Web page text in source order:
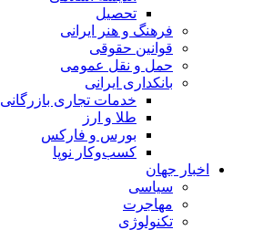
تحصیل
فرهنگ و هنر ایرانی
قوانین حقوقی
حمل و نقل عمومی
بانکداری ایرانی
خدمات تجاری بازرگانی
طلا و ارز
بورس و فارکس
کسب‌وکار نوپا
اخبار جهان
سیاسی
مهاجرت
تکنولوژی